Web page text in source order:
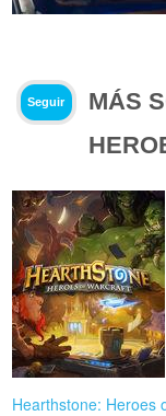
Seguir
MÁS
Hearthstone: Heroes